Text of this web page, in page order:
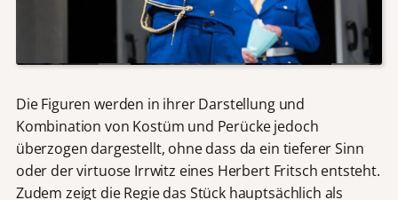
Die Figuren werden in ihrer Darstellung und
Kombination von Kostüm und Perücke jedoch
überzogen dargestellt, ohne dass da ein tieferer Sinn
oder der virtuose Irrwitz eines Herbert Fritsch entsteht.
Zudem zeigt die Regie das Stück hauptsächlich als